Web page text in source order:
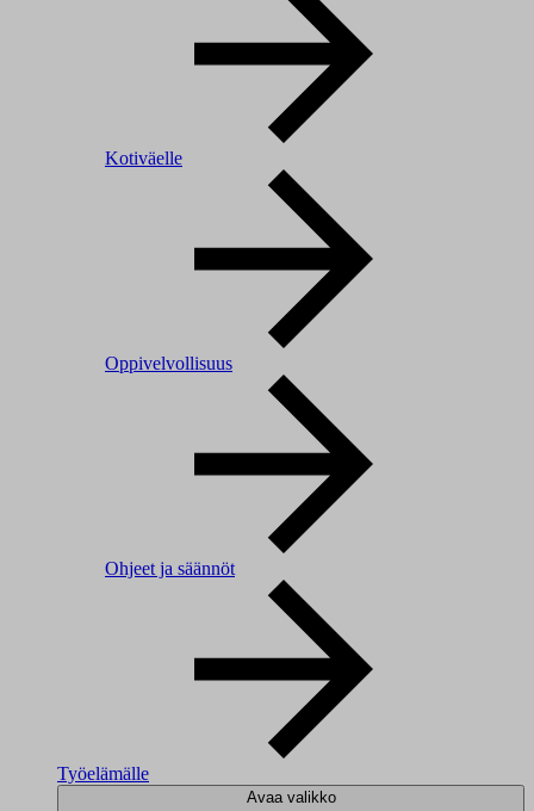
Kotiväelle
Oppivelvollisuus
Ohjeet ja säännöt
Työelämälle
Avaa valikko